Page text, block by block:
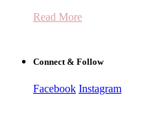
Read More
Connect & Follow
Facebook Instagram